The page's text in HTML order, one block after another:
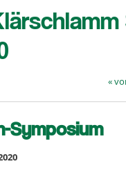
«
Symposium